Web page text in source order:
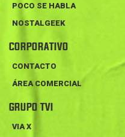
POCO SE HABLA
NOSTALGEEK
CORPORATIVO
CONTACTO
ÁREA COMERCIAL
GRUPO TVI
VIA X